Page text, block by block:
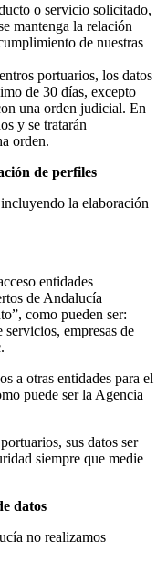
o servicio solicitado,
mantenga la relación
de nuestras
portuarios, los datos
de 30 días, excepto
una orden judicial. En
y se tratarán
orden.
de perfiles
la elaboración
entidades
de Andalucía
como pueden ser:
empresas de
a otras entidades para el
puede ser la Agencia
sus datos ser
siempre que medie
datos
no realizamos